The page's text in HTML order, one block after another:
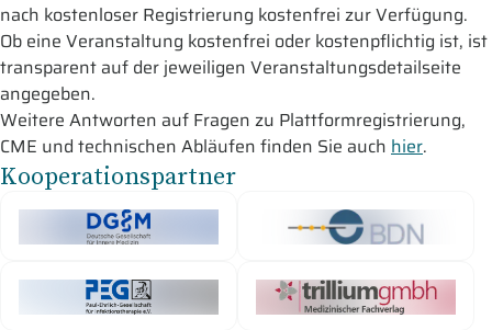
nach kostenloser Registrierung kostenfrei zur Verfügung.
Ob eine Veranstaltung kostenfrei oder kostenpflichtig ist, ist
transparent auf der jeweiligen Veranstaltungsdetailseite
angegeben.
Weitere Antworten auf Fragen zu Plattformregistrierung,
CME und technischen Abläufen finden Sie auch hier.
Kooperationspartner